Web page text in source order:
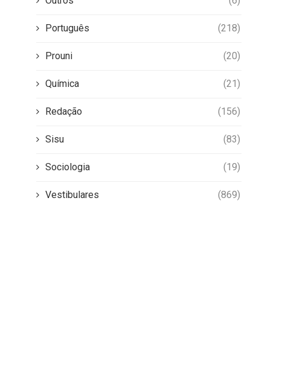
Português (218)
Prouni (20)
Química (21)
Redação (156)
Sisu (83)
Sociologia (19)
Vestibulares (869)